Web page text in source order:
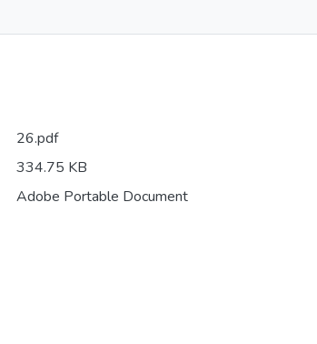
26.pdf
334.75 KB
Adobe Portable Document